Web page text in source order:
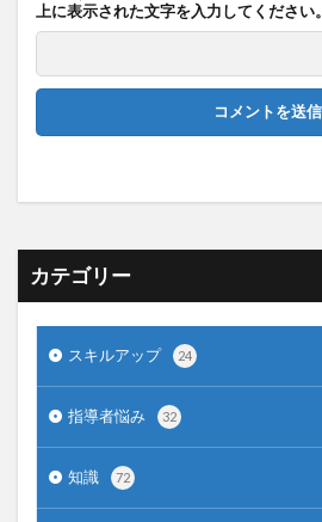
上に表示された文字を入力してください。
カテゴリー
スキルアップ 24
指導者悩み 32
知識 72